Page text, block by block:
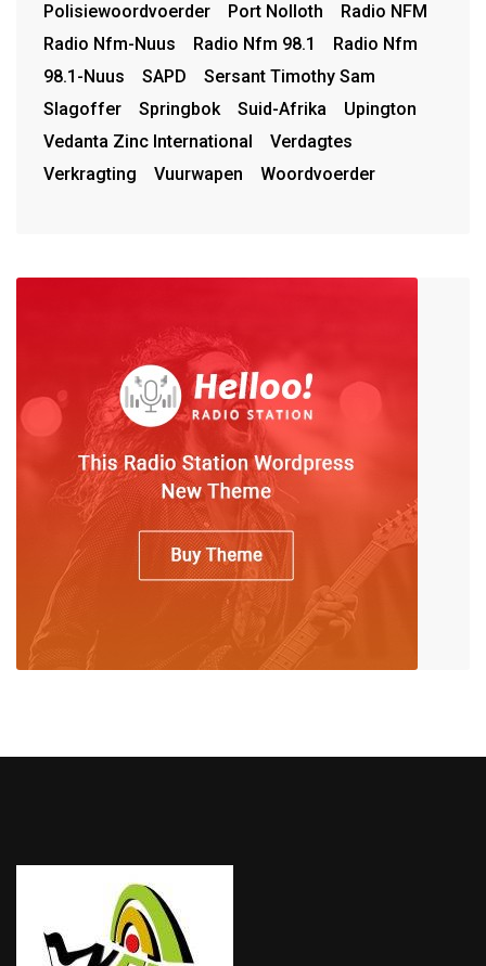
Polisiewoordvoerder
Port Nolloth
Radio NFM
Radio Nfm-Nuus
Radio Nfm 98.1
Radio Nfm
98.1-Nuus
SAPD
Sersant Timothy Sam
Slagoffer
Springbok Suid-Afrika
Upington
Vedanta Zinc International
Verdagtes
Verkragting
Vuurwapen Woordvoerder